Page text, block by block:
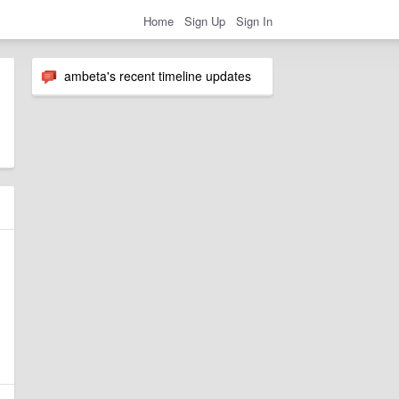
Home Sign Up Sign In
ambeta's recent timeline updates